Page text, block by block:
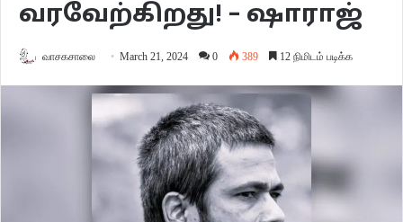
வரவேற்கிறது! – ஷாராஜ்
வாசகசாலை March 21, 2024 0 389 12 நிமிடம் படிக்க